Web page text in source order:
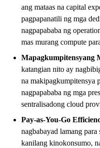
ang mataas na capital
pagpapanatili ng mga
nagpapababa ng
mas murang compute
Mapagkumpitensyang
katangian nito ay
na makipagkumpitensya
nagpapababa ng mga
sentralisadong cloud
Pay-as-You-Go
nagbabayad lamang para
kanilang kinokonsumo,